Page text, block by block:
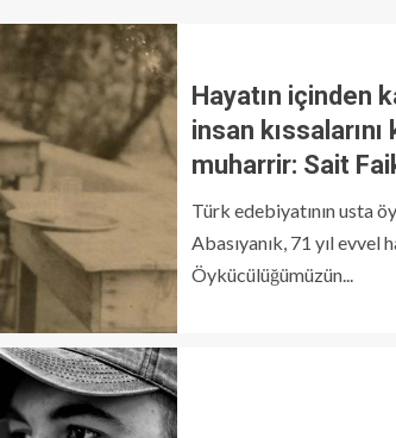
Hayatın içinden
insan
muharrir: Sait
Türk edebiyatının usta
Abasıyanık, 71 yıl evvel
Öykücülüğümüzün...